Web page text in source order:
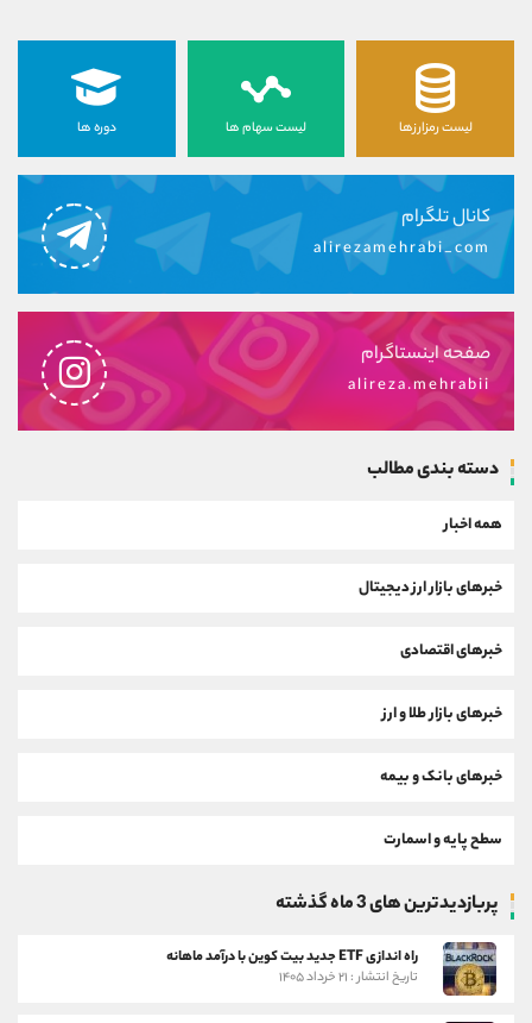
لیست رمزارزها لیست سهام ها دوره ها
کانال تلگرام
alirezamehrabi_com
صفحه اینستاگرام
alireza.mehrabii
دسته بندی مطالب
همه اخبار
خبرهای بازار ارز دیجیتال
خبرهای اقتصادی
خبرهای بازار طلا و ارز
خبرهای بانک و بیمه
سطح پایه و اسمارت
پربازدیدترین های 3 ماه گذشته
راه اندازی ETF جدید بیت کوین با درآمد ماهانه
تاریخ انتشار : ۲۱ خرداد ۱۴۰۵